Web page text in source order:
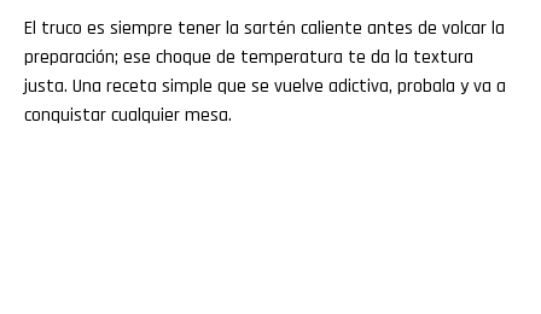
El truco es siempre tener la sartén caliente antes de volcar la
preparación; ese choque de temperatura te da la textura
justa. Una receta simple que se vuelve adictiva, probala y va a
conquistar cualquier mesa.